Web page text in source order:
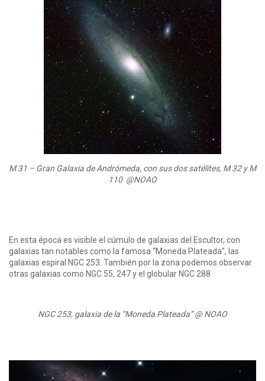
M 31 – Gran Galaxia de Andrómeda, con sus dos satélites, M 32 y M
110 @NOAO
En esta época es visible el cúmulo de galaxias del Escultor, con
galaxias tan notables como la famosa “Moneda Plateada”, las
galaxias espiral NGC 253. También por la zona podemos observar
otras galaxias como NGC 55, 247 y el globular NGC 288
NGC 253, galaxia de la “Moneda Plateada” @ NOAO